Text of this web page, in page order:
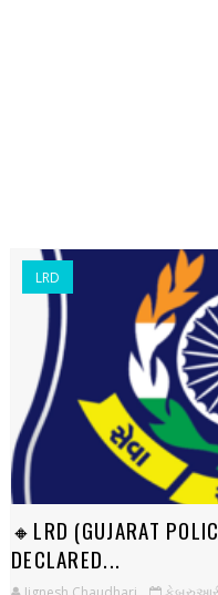
LRD
🔸LRD (GUJARAT
DECLARED...